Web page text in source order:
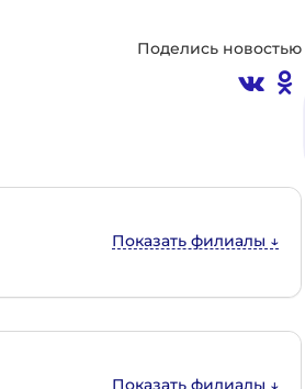
Поделись новостью